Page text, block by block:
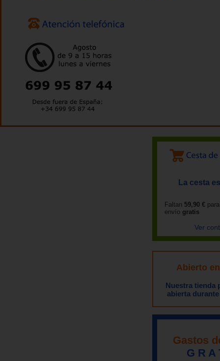
La cesta
Faltan 59,90 €
envío gratis
Ver
Abierto
Nuestra tienda
abierta
Gastos
G R A